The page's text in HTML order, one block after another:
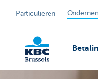
Particulieren